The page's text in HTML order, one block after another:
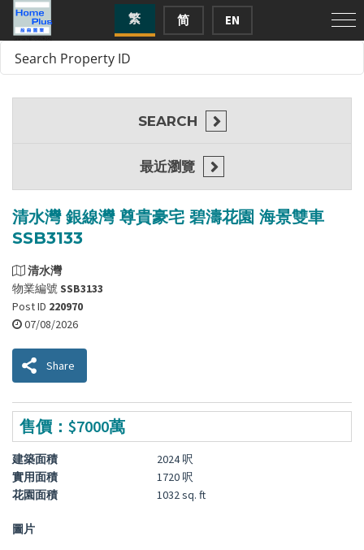
繁 简 EN
清水灣 銀線灣 尊貴豪宅 碧濤花園 海景雙車
SSB3133
清水灣
物業編號SSB3133
Post ID 220970
07/08/2026
Share
售價：$7000萬
建築面積
2024 呎
實用面積
1720 呎
花園面積
1032 sq. ft
圖片
SEARCH
最近瀏覽